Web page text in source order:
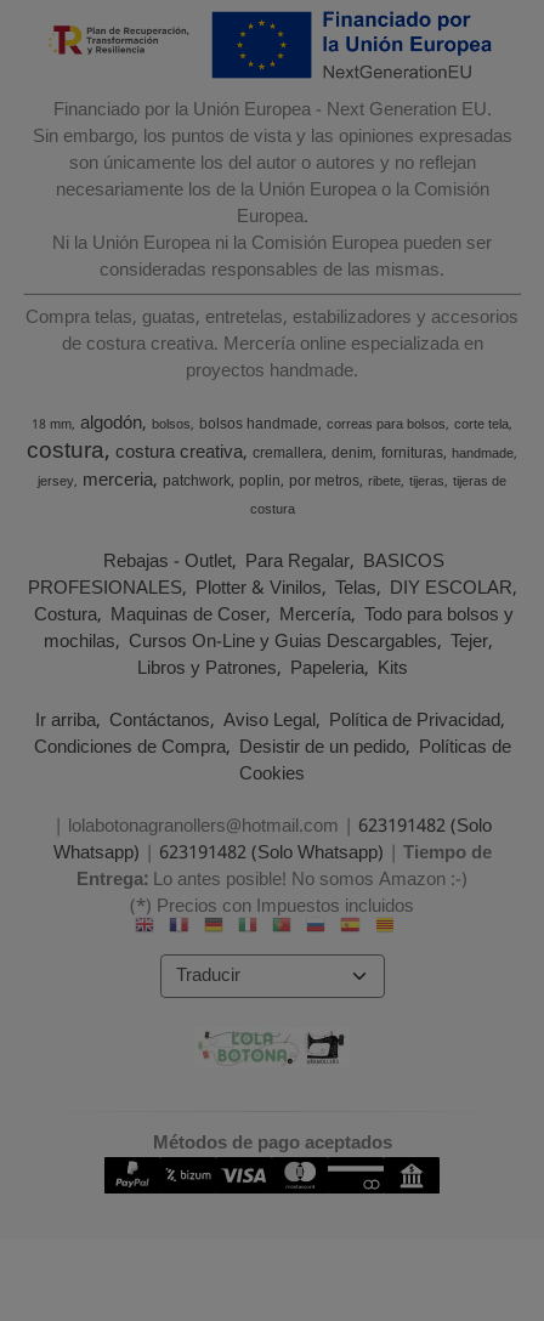
Financiado por la Unión Europea - Next Generation EU.
Sin embargo, los puntos de vista y las opiniones expresadas
son únicamente los del autor o autores y no reflejan
necesariamente los de la Unión Europea o la Comisión
Europea.
Ni la Unión Europea ni la Comisión Europea pueden ser
consideradas responsables de las mismas.
Compra telas, guatas, entretelas, estabilizadores y accesorios
de costura creativa. Mercería online especializada en
proyectos handmade.
18 mm algodón bolsos bolsos handmade correas para bolsos corte tela
costura costura creativa cremallera denim fornituras handmade
jersey merceria patchwork poplin por metros ribete tijeras tijeras de
costura
Rebajas - Outlet Para Regalar BASICOS
PROFESIONALES Plotter & Vinilos Telas DIY ESCOLAR
Costura Maquinas de Coser Mercería Todo para bolsos y
mochilas Cursos On-Line y Guias Descargables Tejer
Libros y Patrones Papeleria Kits
Ir arriba Contáctanos Aviso Legal Política de Privacidad
Condiciones de Compra Desistir de un pedido Políticas de
Cookies
| lolabotonagranollers@hotmail.com | 623191482 (Solo
Whatsapp) | 623191482 (Solo Whatsapp) | Tiempo de
Entrega:Lo antes posible! No somos Amazon :-)
(*) Precios con Impuestos incluidos
Métodos de pago aceptados